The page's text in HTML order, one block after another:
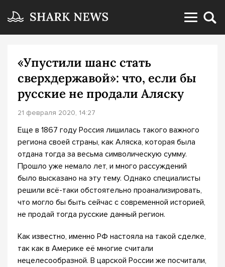
«Упустили шанс стать
сверхдержавой»: что, если бы
русские не продали Аляску
21 февраля 2020, 14:27
Еще в 1867 году Россия лишилась такого важного
региона своей страны, как Аляска, которая была
отдана тогда за весьма символическую сумму.
Прошло уже немало лет, и много рассуждений
было высказано на эту тему. Однако специалисты
решили всё-таки обстоятельно проанализировать,
что могло бы быть сейчас с современной историей,
не продай тогда русские данный регион.
Как известно, именно РФ настояла на такой сделке,
так как в Америке её многие считали
нецелесообразной. В царской России же посчитали,